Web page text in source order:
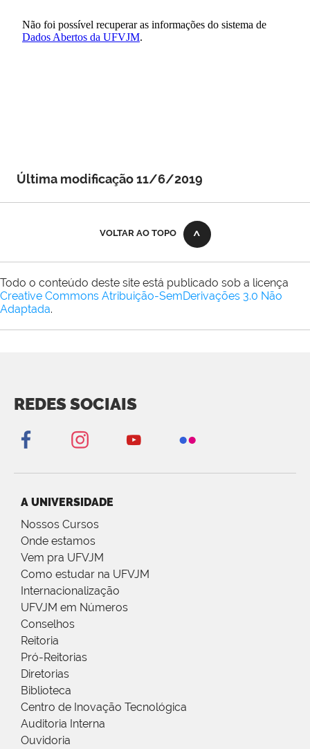
Última modificação 11/6/2019
VOLTAR AO TOPO
Todo o conteúdo deste site está publicado sob a licença
Creative Commons Atribuição-SemDerivações 3.0 Não
Adaptada.
REDES SOCIAIS
A UNIVERSIDADE
Nossos Cursos
Onde estamos
Vem pra UFVJM
Como estudar na UFVJM
Internacionalização
UFVJM em Números
Conselhos
Reitoria
Pró-Reitorias
Diretorias
Biblioteca
Centro de Inovação Tecnológica
Auditoria Interna
Ouvidoria